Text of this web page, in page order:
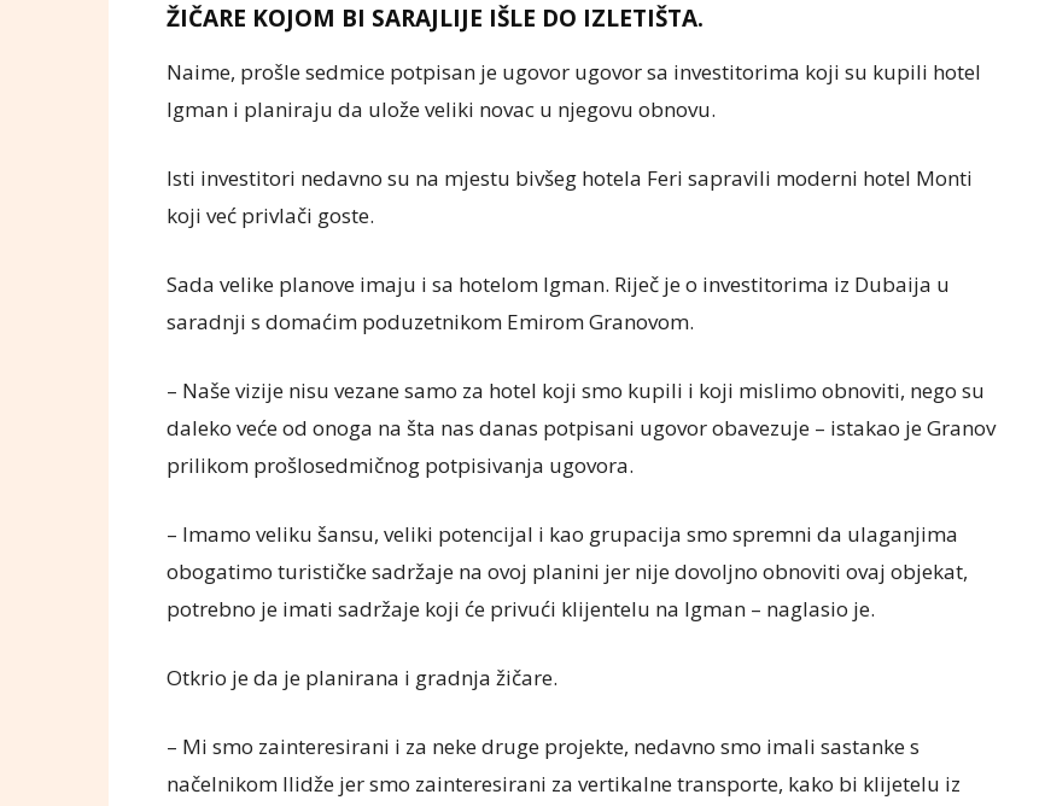
ŽIČARE KOJOM BI SARAJLIJE IŠLE DO IZLETIŠTA.
Naime, prošle sedmice potpisan je ugovor ugovor sa investitorima koji su kupili hotel
Igman i planiraju da ulože veliki novac u njegovu obnovu.
Isti investitori nedavno su na mjestu bivšeg hotela Feri sapravili moderni hotel Monti
koji već privlači goste.
Sada velike planove imaju i sa hotelom Igman. Riječ je o investitorima iz Dubaija u
saradnji s domaćim poduzetnikom Emirom Granovom.
– Naše vizije nisu vezane samo za hotel koji smo kupili i koji mislimo obnoviti, nego su
daleko veće od onoga na šta nas danas potpisani ugovor obavezuje – istakao je Granov
prilikom prošlosedmičnog potpisivanja ugovora.
– Imamo veliku šansu, veliki potencijal i kao grupacija smo spremni da ulaganjima
obogatimo turističke sadržaje na ovoj planini jer nije dovoljno obnoviti ovaj objekat,
potrebno je imati sadržaje koji će privući klijentelu na Igman – naglasio je.
Otkrio je da je planirana i gradnja žičare.
– Mi smo zainteresirani i za neke druge projekte, nedavno smo imali sastanke s
načelnikom Ilidže jer smo zainteresirani za vertikalne transporte, kako bi klijetelu iz